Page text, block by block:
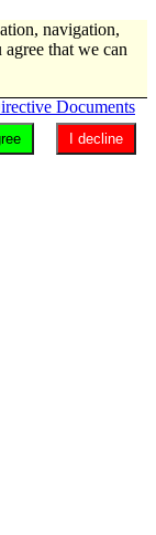
navigation,
that we can
Documents
I decline